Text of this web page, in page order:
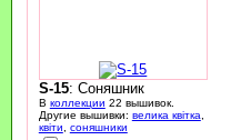
S-15: Соняшник
В коллекции 22 вышивок.
Другие вышивки: велика квітка,
квіти, соняшники